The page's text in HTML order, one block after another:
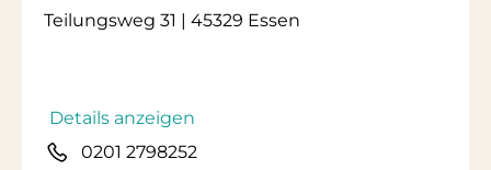
Teilungsweg 31 | 45329 Essen
Details anzeigen
0201 2798252